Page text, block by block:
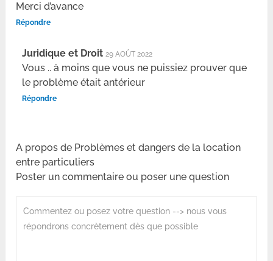
Merci d’avance
Répondre
Juridique et Droit 29 AOÛT 2022
Vous .. à moins que vous ne puissiez prouver que
le problème était antérieur
Répondre
A propos de Problèmes et dangers de la location
entre particuliers
Poster un commentaire ou poser une question